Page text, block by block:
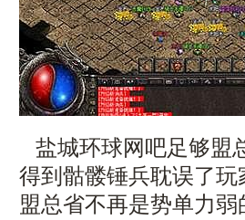
盐城环球网吧足够盟
得到骷髅锤兵耽误了
盟总省不再是势单力